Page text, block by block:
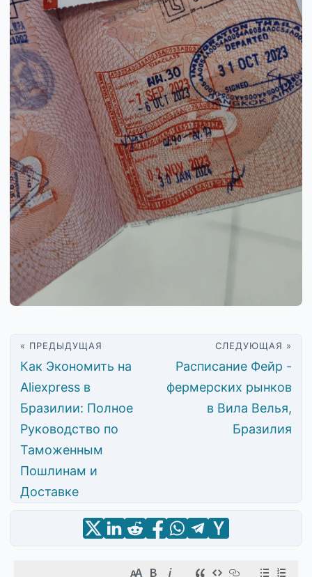
« ПРЕДЫДУЩАЯ
Как Экономить на
Aliexpress в
Бразилии: Полное
Руководство по
Таможенным
Пошлинам и
Доставке
СЛЕДУЮЩАЯ »
Расписание Фейр -
фермерских рынков
в Вила Велья,
Бразилия